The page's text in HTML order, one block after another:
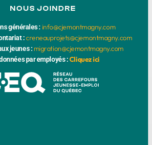
générales : info@cjemontmagny.com
:creneauprojets@cjemontmagny.com
jeunes : migration@cjemontmagny.com
par employés :Cliquez ici
NOUS JOINDRE